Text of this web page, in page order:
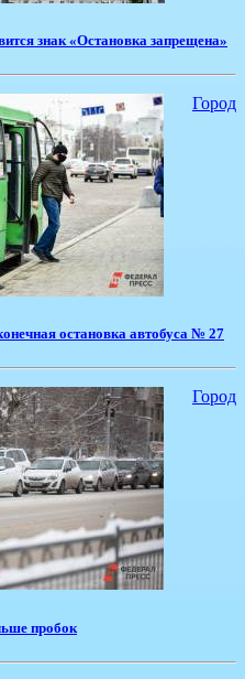
знак «Остановка запрещена»
Город
остановка автобуса № 27
Город
пробок